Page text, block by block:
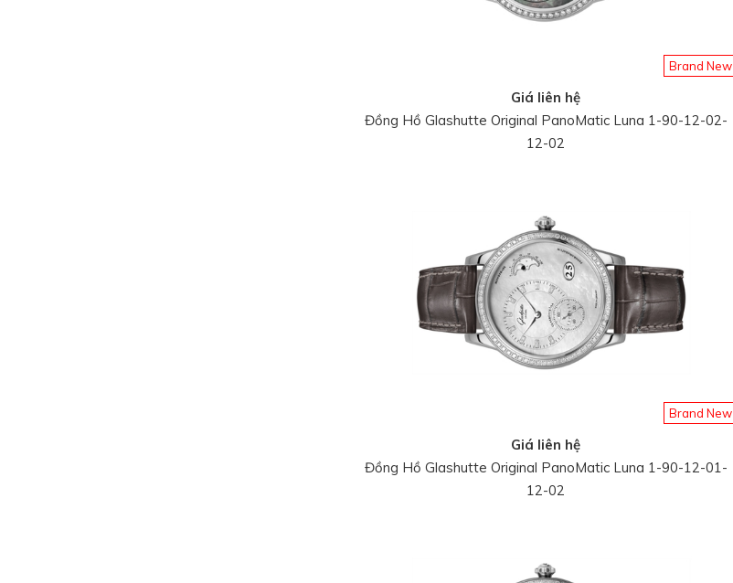
Brand New
Giá liên hệ
Đồng Hồ Glashutte Original PanoMatic Luna 1-90-12-02-
12-02
Brand New
Giá liên hệ
Đồng Hồ Glashutte Original PanoMatic Luna 1-90-12-01-
12-02